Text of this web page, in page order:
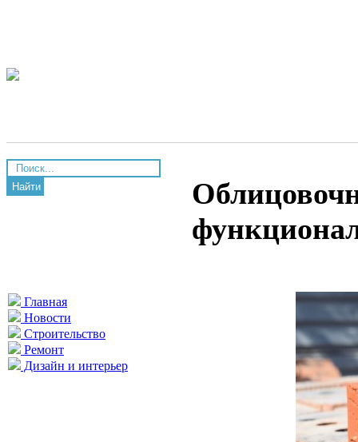
Найти
Главная
Новости
Строительство
Ремонт
Дизайн и интерьер